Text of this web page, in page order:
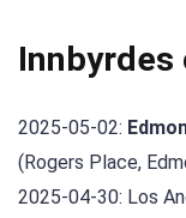
Innbyrdes
2025-05-02:
(Rogers Place,
2025-04-30: Los